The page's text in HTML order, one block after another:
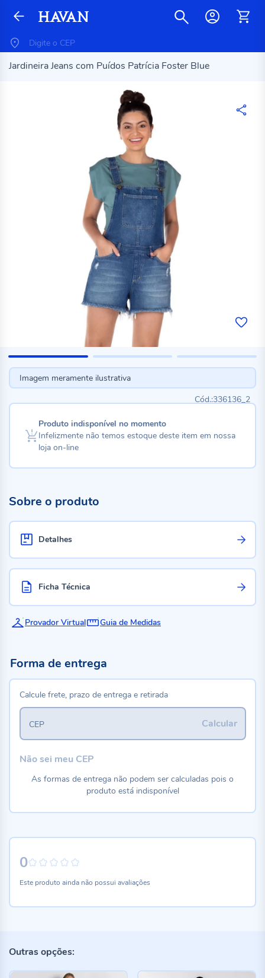
Jardineira Jeans com Puídos Patrícia Foster Blue
Imagem meramente ilustrativa
336136_2
Produto indisponível no momento
Infelizmente não temos estoque deste item em nossa
loja on-line
Sobre o produto
Detalhes
Ficha Técnica
Provador Virtual Guia de Medidas
0
Este produto ainda não possui avaliações
Forma de entrega
Calcule frete, prazo de entrega e retirada
Calcular
CEP
Não sei meu CEP
As formas de entrega não podem ser calculadas pois o
produto está indisponível
Outras opções: